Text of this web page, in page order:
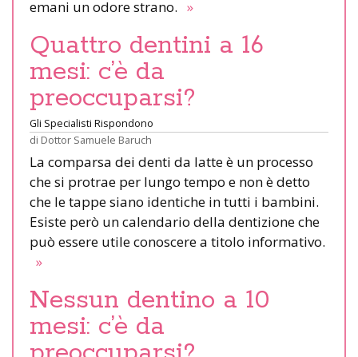
emani un odore strano. »
Quattro dentini a 16
mesi: c’è da
preoccuparsi?
Gli Specialisti Rispondono
di Dottor Samuele Baruch
La comparsa dei denti da latte è un processo
che si protrae per lungo tempo e non è detto
che le tappe siano identiche in tutti i bambini.
Esiste però un calendario della dentizione che
può essere utile conoscere a titolo informativo.
»
Nessun dentino a 10
mesi: c’è da